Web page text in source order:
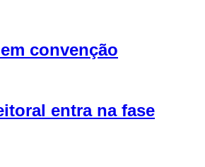
convenção
entra na fase